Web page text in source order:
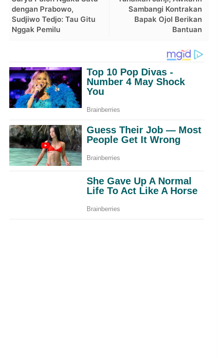
Sambangi Kontrakan
Bapak Ojol Berikan
Bantuan
dengan Prabowo,
Sudjiwo Tedjo: Tau Gitu
Nggak Pemilu